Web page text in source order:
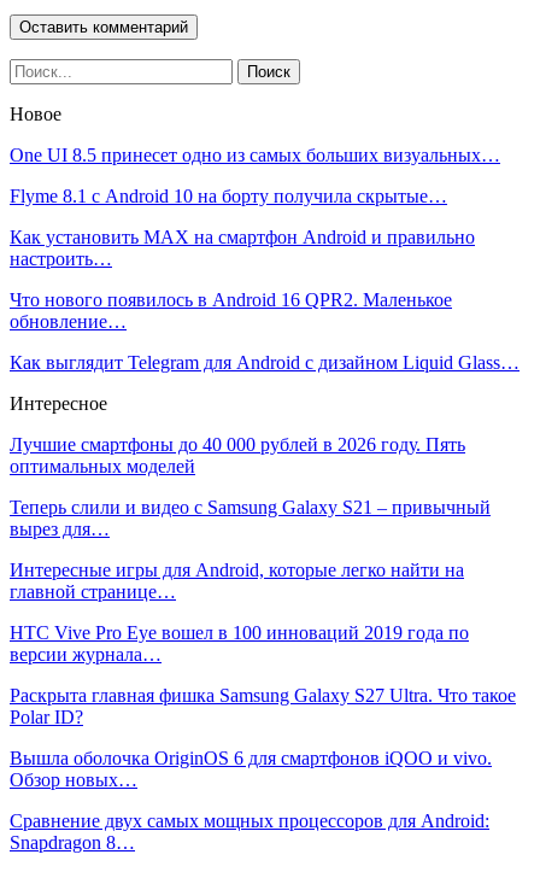
Новое
One UI 8.5 принесет одно из самых больших визуальных…
Flyme 8.1 с Android 10 на борту получила скрытые…
Как установить MAX на смартфон Android и правильно
настроить…
Что нового появилось в Android 16 QPR2. Маленькое
обновление…
Как выглядит Telegram для Android с дизайном Liquid Glass…
Интересное
Лучшие смартфоны до 40 000 рублей в 2026 году. Пять
оптимальных моделей
Теперь слили и видео с Samsung Galaxy S21 – привычный
вырез для…
Интересные игры для Android, которые легко найти на
главной странице…
HTC Vive Pro Eye вошел в 100 инноваций 2019 года по
версии журнала…
Раскрыта главная фишка Samsung Galaxy S27 Ultra. Что такое
Polar ID?
Вышла оболочка OriginOS 6 для смартфонов iQOO и vivo.
Обзор новых…
Сравнение двух самых мощных процессоров для Android:
Snapdragon 8…